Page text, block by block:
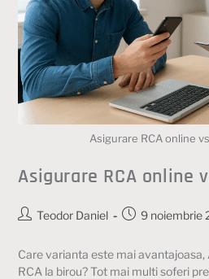
Asigurare RCA online
Asigurare RCA online
Teodor Daniel 9 noiembrie
Care varianta este mai avantajoasa,
RCA la birou? Tot mai multi soferi